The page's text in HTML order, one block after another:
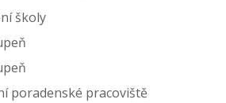
školy
poradenské pracoviště